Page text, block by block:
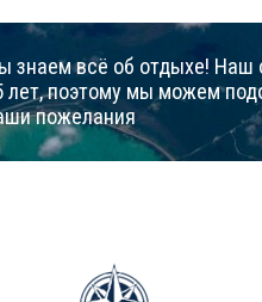
знаем всё об отдыхе! Наш
лет, поэтому мы можем
пожелания